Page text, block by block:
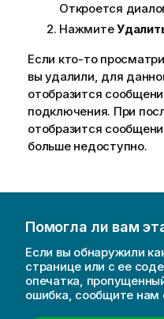
Откроется
Нажмите
Если кто-то
вы удалили, для
отобразится
подключения. При
отобразится
больше недоступно.
Помогла ли вам
Если вы обнаружили
странице или с ее
опечатка,
ошибка, сообщите нам